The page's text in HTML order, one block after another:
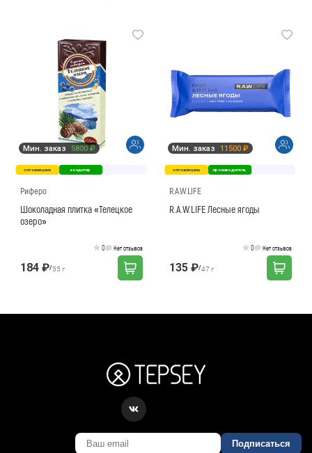
Мин. заказ 5800 ₽
оптовая цена кондитер
Риферо
Шоколадная плитка «Телецкое
озеро»
0 Нет отзывов
184 ₽/55 г
Мин. заказ 11500 ₽
оптовая цена производитель
R.A.W.LIFE
R.A.W.LIFE Лесные ягоды
0 Нет отзывов
135 ₽/47 г
Подписаться